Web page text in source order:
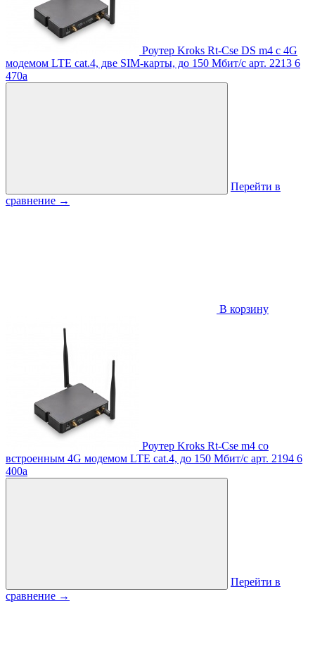
Роутер Kroks Rt-Cse DS m4 с 4G
модемом LTE cat.4, две SIM-карты, до 150 Мбит/с арт. 2213 6
470a
Перейти в
сравнение →
В корзину
Роутер Kroks Rt-Cse m4 со
встроенным 4G модемом LTE cat.4, до 150 Мбит/с арт. 2194 6
400a
Перейти в
сравнение →